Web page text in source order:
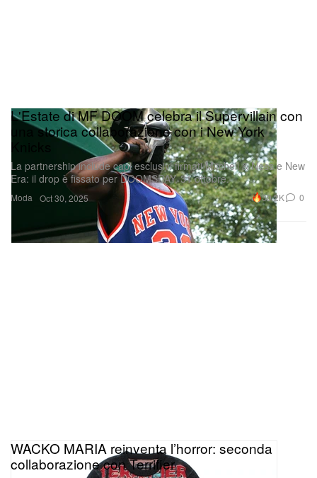
Moda
L'Estate di MF DOOM celebra il Supervillain con
una storica collaborazione con i New York
La partnership include capi esclusivi firmati Mitchell & Ness e New
Era: il drop è fissato per DOOMSDAY, 31 ottobre.
Oct 30, 2025 30.2K 0
WACKO MARIA reinventa l’horror: seconda
collaborazione con Terrifier